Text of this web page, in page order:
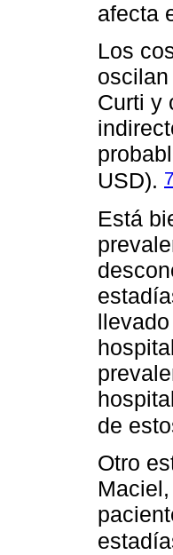
afecta
Los
Curti y
USD). 7
Está
de
Otro